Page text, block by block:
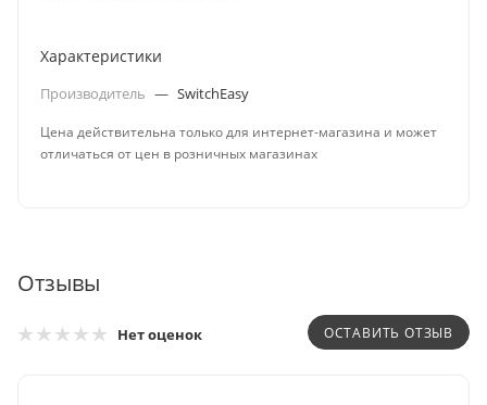
Характеристики
Производитель — SwitchEasy
Цена действительна только для интернет-магазина и может
отличаться от цен в розничных магазинах
Отзывы
Нет оценок ОСТАВИТЬ ОТЗЫВ